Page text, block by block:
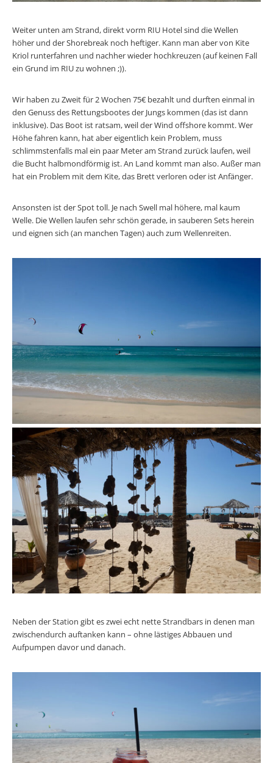
Weiter unten am Strand, direkt vorm RIU Hotel sind die Wellen
höher und der Shorebreak noch heftiger. Kann man aber von Kite
Kriol runterfahren und nachher wieder hochkreuzen (auf keinen Fall
ein Grund im RIU zu wohnen ;)).
Wir haben zu Zweit für 2 Wochen 75€ bezahlt und durften einmal in
den Genuss des Rettungsbootes der Jungs kommen (das ist dann
inklusive). Das Boot ist ratsam, weil der Wind offshore kommt. Wer
Höhe fahren kann, hat aber eigentlich kein Problem, muss
schlimmstenfalls mal ein paar Meter am Strand zurück laufen, weil
die Bucht halbmondförmig ist. An Land kommt man also. Außer man
hat ein Problem mit dem Kite, das Brett verloren oder ist Anfänger.
Ansonsten ist der Spot toll. Je nach Swell mal höhere, mal kaum
Welle. Die Wellen laufen sehr schön gerade, in sauberen Sets herein
und eignen sich (an manchen Tagen) auch zum Wellenreiten.
Neben der Station gibt es zwei echt nette Strandbars in denen man
zwischendurch auftanken kann – ohne lästiges Abbauen und
Aufpumpen davor und danach.